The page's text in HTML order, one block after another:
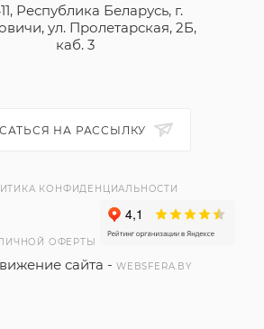
Республика Беларусь, г.
ул. Пролетарская, 2Б,
каб. 3
НА РАССЫЛКУ
КОНФИДЕНЦИАЛЬНОСТИ
ОФЕРТЫ
сайта -WEBSFERA.BY